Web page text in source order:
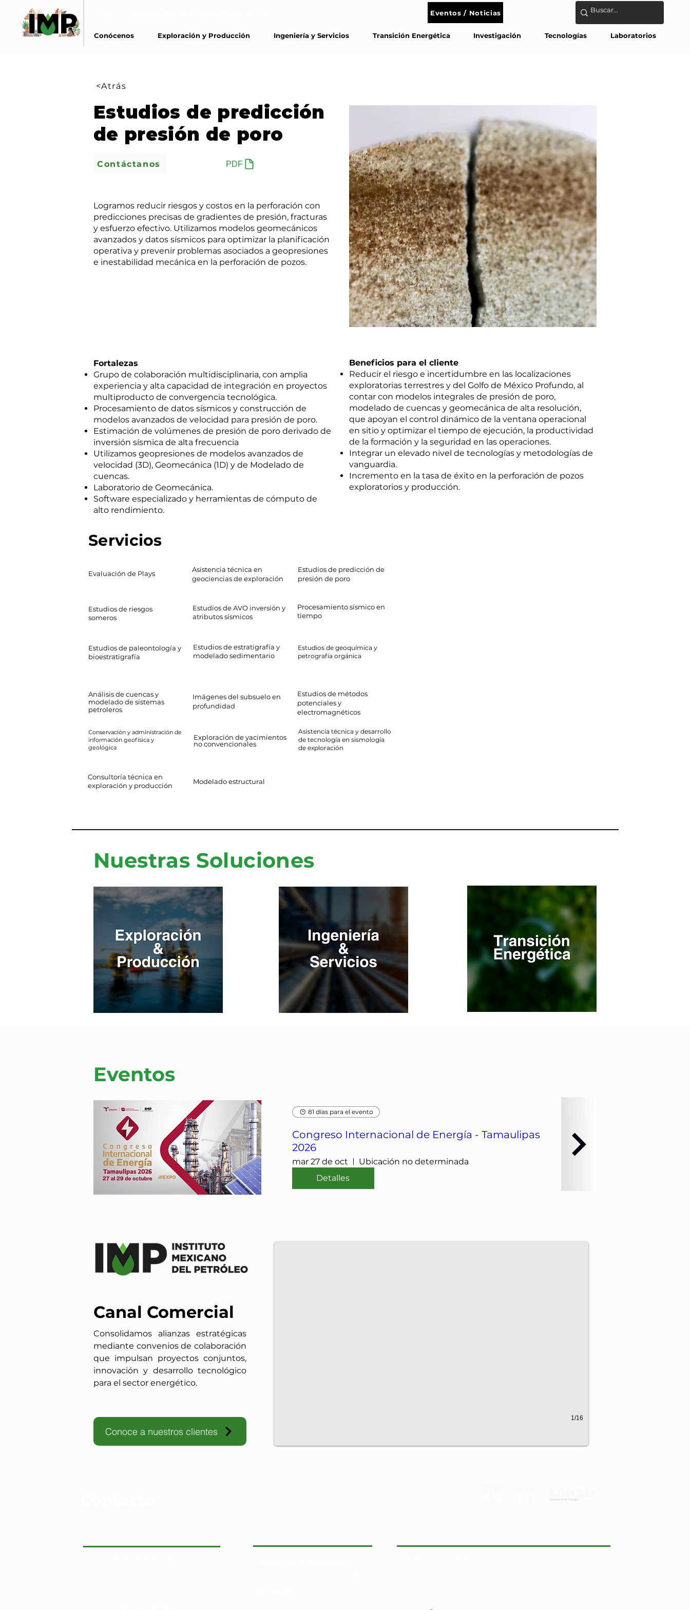
Contáctanos
Eventos / Noticias
Conócenos Exploración y Producción Ingeniería y Servicios Transición Energética Investigación Tecnologías Laboratorios
<Atrás
Estudios de predicción
de presión de poro
Contáctanos PDF
Logramos reducir riesgos y costos en la perforación con
predicciones precisas de gradientes de presión, fracturas
y esfuerzo efectivo. Utilizamos modelos geomecánicos
avanzados y datos sísmicos para optimizar la planificación
operativa y prevenir problemas asociados a geopresiones
e inestabilidad mecánica en la perforación de pozos.
Fortalezas
Grupo de colaboración multidisciplinaria, con amplia
experiencia y alta capacidad de integración en proyectos
multiproducto de convergencia tecnológica.
Procesamiento de datos sísmicos y construcción de
modelos avanzados de velocidad para presión de poro.
Estimación de volúmenes de presión de poro derivado de
inversión sísmica de alta frecuencia
Utilizamos geopresiones de modelos avanzados de
velocidad (3D), Geomecánica (1D) y de Modelado de
cuencas.
Laboratorio de Geomecánica.
Software especializado y herramientas de cómputo de
alto rendimiento.
Beneficios para el cliente
Reducir el riesgo e incertidumbre en las localizaciones
exploratorias terrestres y del Golfo de México Profundo, al
contar con modelos integrales de presión de poro,
modelado de cuencas y geomecánica de alta resolución,
que apoyan el control dinámico de la ventana operacional
en sitio y optimizar el tiempo de ejecución, la productividad
de la formación y la seguridad en las operaciones.
Integrar un elevado nivel de tecnologías y metodologías de
vanguardia.
Incremento en la tasa de éxito en la perforación de pozos
exploratorios y producción.
Servicios
Evaluación de Plays
Asistencia técnica en
geociencias de exploración
Estudios de predicción de
presión de poro
Estudios de riesgos
someros
Estudios de AVO inversión y
atributos sísmicos
Procesamiento sísmico en
tiempo
Estudios de paleontología y
bioestratigrafía
Estudios de estratigrafía y
modelado sedimentario
Estudios de geoquímica y
petrografía orgánica
Análisis de cuencas y
modelado de sistemas
petroleros
Imágenes del subsuelo en
profundidad
Estudios de métodos
potenciales y
electromagnéticos
Conservación y administración de
información geofísica y
geológica
Exploración de yacimientos
no convencionales
Asistencia técnica y desarrollo
de tecnología en sismología
de exploración
Consultoría técnica en
exploración y producción
Modelado estructural
Nuestras Soluciones
81 días para el evento
Congreso Internacional de Energía - Tamaulipas
2026
mar 27 de oct
Ubicación no determinada
Detalles
Eventos
Canal Comercial
Consolidamos alianzas estratégicas
mediante convenios de colaboración
que impulsan proyectos conjuntos,
innovación y desarrollo tecnológico
para el sector energético.
Conoce a nuestros clientes
1/16